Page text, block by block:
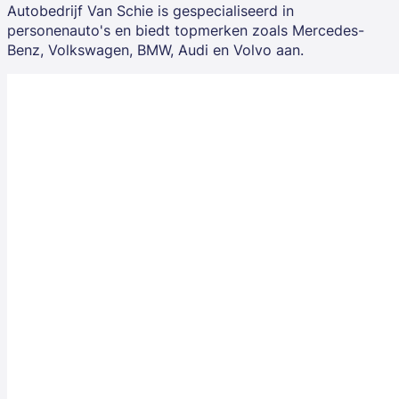
Autobedrijf Van Schie is gespecialiseerd in
personenauto's en biedt topmerken zoals Mercedes-
Benz, Volkswagen, BMW, Audi en Volvo aan.